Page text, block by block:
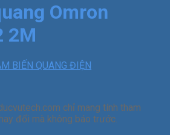
Omron
2M
BIẾN QUANG ĐIỆN
chỉ mang tính tham
đổi mà không báo trước.